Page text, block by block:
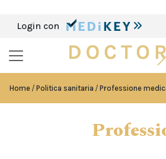
Login con
Home Politica sanitaria Professione